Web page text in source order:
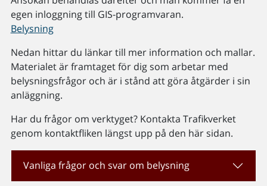
egen inloggning till GIS-programvaran.
Belysning
Nedan hittar du länkar till mer information och mallar.
Materialet är framtaget för dig som arbetar med
belysningsfrågor och är i stånd att göra åtgärder i sin
anläggning.
Har du frågor om verktyget? Kontakta Trafikverket
genom kontaktfliken längst upp på den här sidan.
Vanliga frågor och svar om belysning